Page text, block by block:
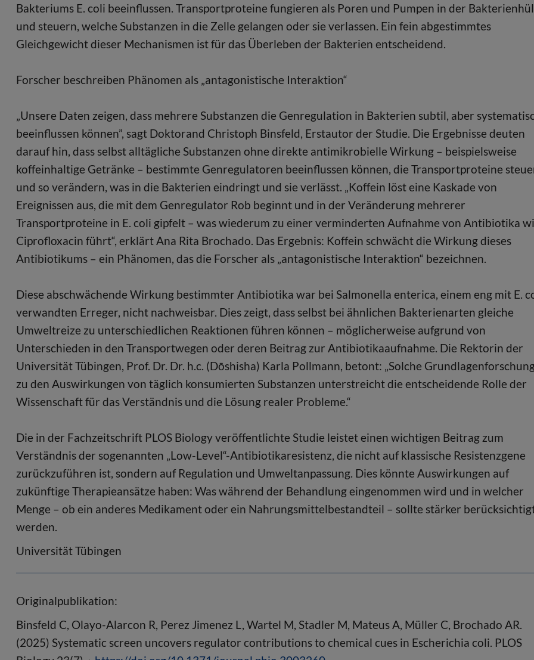
Bakteriums E. coli beeinflussen. Transportproteine fungieren als Poren und Pumpen in der
und steuern, welche Substanzen in die Zelle gelangen oder sie verlassen. Ein fein abgestimmtes
Gleichgewicht dieser Mechanismen ist für das Überleben der Bakterien entscheidend.
Forscher beschreiben Phänomen als „antagonistische Interaktion“
„Unsere Daten zeigen, dass mehrere Substanzen die Genregulation in Bakterien subtil, aber
beeinflussen können”, sagt Doktorand Christoph Binsfeld, Erstautor der Studie. Die Ergebnisse deuten
darauf hin, dass selbst alltägliche Substanzen ohne direkte antimikrobielle Wirkung – beispielsweise
koffeinhaltige Getränke – bestimmte Genregulatoren beeinflussen können, die Transportproteine
und so verändern, was in die Bakterien eindringt und sie verlässt. „Koffein löst eine Kaskade von
Ereignissen aus, die mit dem Genregulator Rob beginnt und in der Veränderung mehrerer
Transportproteine in E. coli gipfelt – was wiederum zu einer verminderten Aufnahme von Antibiotika
Ciprofloxacin führt“, erklärt Ana Rita Brochado. Das Ergebnis: Koffein schwächt die Wirkung dieses
Antibiotikums – ein Phänomen, das die Forscher als „antagonistische Interaktion“ bezeichnen.
Diese abschwächende Wirkung bestimmter Antibiotika war bei Salmonella enterica, einem eng mit E.
verwandten Erreger, nicht nachweisbar. Dies zeigt, dass selbst bei ähnlichen Bakterienarten gleiche
Umweltreize zu unterschiedlichen Reaktionen führen können – möglicherweise aufgrund von
Unterschieden in den Transportwegen oder deren Beitrag zur Antibiotikaaufnahme. Die Rektorin der
Universität Tübingen, Prof. Dr. Dr. h.c. (Dōshisha) Karla Pollmann, betont: „Solche
zu den Auswirkungen von täglich konsumierten Substanzen unterstreicht die entscheidende Rolle der
Wissenschaft für das Verständnis und die Lösung realer Probleme.“
Die in der Fachzeitschrift PLOS Biology veröffentlichte Studie leistet einen wichtigen Beitrag zum
Verständnis der sogenannten „Low-Level“-Antibiotikaresistenz, die nicht auf klassische Resistenzgene
zurückzuführen ist, sondern auf Regulation und Umweltanpassung. Dies könnte Auswirkungen auf
zukünftige Therapieansätze haben: Was während der Behandlung eingenommen wird und in welcher
Menge – ob ein anderes Medikament oder ein Nahrungsmittelbestandteil – sollte stärker
werden.
Universität Tübingen
Originalpublikation:
Binsfeld C, Olayo-Alarcon R, Perez Jimenez L, Wartel M, Stadler M, Mateus A, Müller C, Brochado AR.
(2025) Systematic screen uncovers regulator contributions to chemical cues in Escherichia coli. PLOS